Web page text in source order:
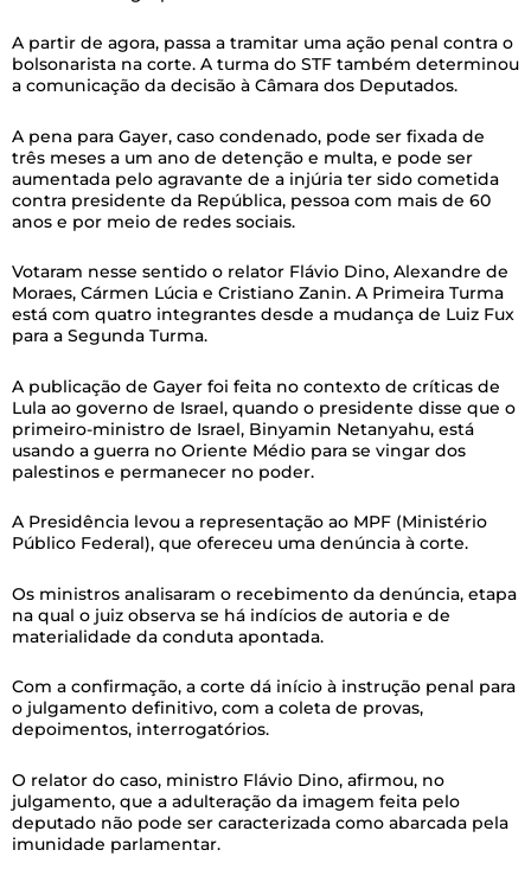
A partir de agora, passa a tramitar uma ação penal contra o
bolsonarista na corte. A turma do STF também determinou
a comunicação da decisão à Câmara dos Deputados.
A pena para Gayer, caso condenado, pode ser fixada de
três meses a um ano de detenção e multa, e pode ser
aumentada pelo agravante de a injúria ter sido cometida
contra presidente da República, pessoa com mais de 60
anos e por meio de redes sociais.
Votaram nesse sentido o relator Flávio Dino, Alexandre de
Moraes, Cármen Lúcia e Cristiano Zanin. A Primeira Turma
está com quatro integrantes desde a mudança de Luiz Fux
para a Segunda Turma.
A publicação de Gayer foi feita no contexto de críticas de
Lula ao governo de Israel, quando o presidente disse que o
primeiro-ministro de Israel, Binyamin Netanyahu, está
usando a guerra no Oriente Médio para se vingar dos
palestinos e permanecer no poder.
A Presidência levou a representação ao MPF (Ministério
Público Federal), que ofereceu uma denúncia à corte.
Os ministros analisaram o recebimento da denúncia, etapa
na qual o juiz observa se há indícios de autoria e de
materialidade da conduta apontada.
Com a confirmação, a corte dá início à instrução penal para
o julgamento definitivo, com a coleta de provas,
depoimentos, interrogatórios.
O relator do caso, ministro Flávio Dino, afirmou, no
julgamento, que a adulteração da imagem feita pelo
deputado não pode ser caracterizada como abarcada pela
imunidade parlamentar.